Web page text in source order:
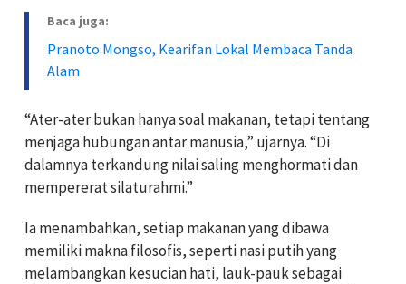
Baca juga:
Pranoto Mongso, Kearifan Lokal Membaca Tanda
Alam
“Ater-ater bukan hanya soal makanan, tetapi tentang
menjaga hubungan antar manusia,” ujarnya. “Di
dalamnya terkandung nilai saling menghormati dan
mempererat silaturahmi.”
Ia menambahkan, setiap makanan yang dibawa
memiliki makna filosofis, seperti nasi putih yang
melambangkan kesucian hati, lauk-pauk sebagai